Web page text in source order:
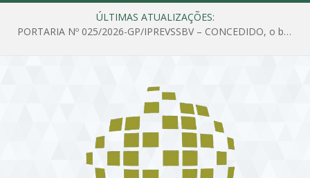
ÚLTIMAS ATUALIZAÇÕES:
PORTARIA Nº 025/2026-GP/IPREVSSBV – CONCEDIDO, o benefício de PENSÃO a MARIA ESTELA DOS SANTOS SOUZA